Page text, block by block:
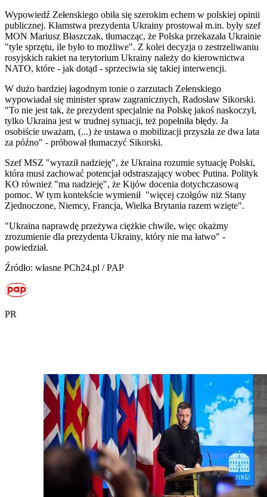
Wypowiedź Zełenskiego obiła się szerokim echem w polskiej opinii
publicznej. Kłamstwa prezydenta Ukrainy prostował m.in. były szef
MON Mariusz Błaszczak, tłumacząc, że Polska przekazała Ukrainie
"tyle sprzętu, ile było to możliwe". Z kolei decyzja o zestrzeliwaniu
rosyjskich rakiet na terytorium Ukrainy należy do kierownictwa
NATO, które - jak dotąd - sprzeciwia się takiej interwencji.
W dużo bardziej łagodnym tonie o zarzutach Zełenskiego
wypowiadał się minister spraw zagranicznych, Radosław Sikorski.
"To nie jest tak, że prezydent specjalnie na Polskę jakoś naskoczył,
tylko Ukraina jest w trudnej sytuacji, też popełniła błędy. Ja
osobiście uważam, (...) że ustawa o mobilizacji przyszła ze dwa lata
za późno" - próbował tłumaczyć Sikorski.
Szef MSZ "wyraził nadzieję", że Ukraina rozumie sytuację Polski,
która musi zachować potencjał odstraszający wobec Putina. Polityk
KO również "ma nadzieję", że Kijów docenia dotychczasową
pomoc. W tym kontekście wymienił "więcej czołgów niż Stany
Zjednoczone, Niemcy, Francja, Wielka Brytania razem wzięte".
"Ukraina naprawdę przeżywa ciężkie chwile, więc okażmy
zrozumienie dla prezydenta Ukrainy, który nie ma łatwo" -
powiedział.
Źródło: własne PCh24.pl / PAP
PR